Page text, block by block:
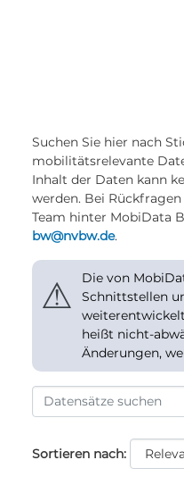
Suchen Sie hier nach
mobilitätsrelevante
Inhalt der Daten kann
werden. Bei
Team hinter MobiData
bw@nvbw.de.
⚠
Die von
Schnittstellen
heißt nicht-
Änderungen,
Sortieren nach